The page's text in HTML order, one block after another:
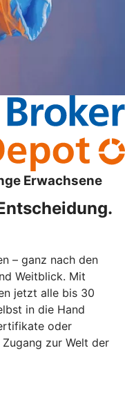
Erwachsene
– ganz nach den
Weitblick. Mit
jetzt alle bis 30
in die Hand
oder
zur Welt der